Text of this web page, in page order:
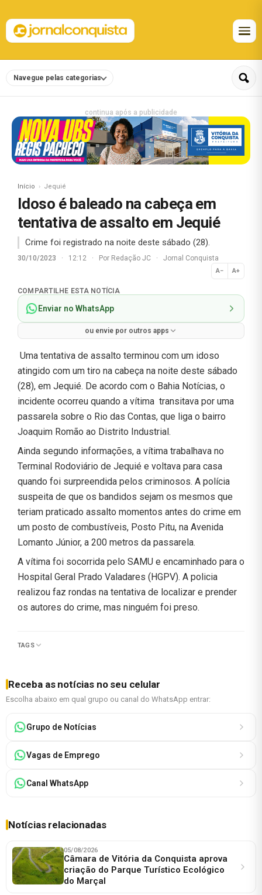
Navegue pelas categorias
continua após a publicidade
Início Jequié
Idoso é baleado na cabeça em
tentativa de assalto em Jequié
Crime foi registrado na noite deste sábado (28).
30/10/2023 · 12:12 · Por Redação JC · Jornal Conquista
A− A+
Normal
COMPARTILHE ESTA NOTÍCIA
Enviar no WhatsApp
ou envie por outros apps
Uma tentativa de assalto terminou com um idoso
atingido com um tiro na cabeça na noite deste sábado
(28), em Jequié. De acordo com o Bahia Notícias, o
incidente ocorreu quando a vítima transitava por uma
passarela sobre o Rio das Contas, que liga o bairro
Joaquim Romão ao Distrito Industrial.
Ainda segundo informações, a vítima trabalhava no
Terminal Rodoviário de Jequié e voltava para casa
quando foi surpreendida pelos criminosos. A polícia
suspeita de que os bandidos sejam os mesmos que
teriam praticado assalto momentos antes do crime em
um posto de combustíveis, Posto Pitu, na Avenida
Lomanto Júnior, a 200 metros da passarela.
A vítima foi socorrida pelo SAMU e encaminhado para o
Hospital Geral Prado Valadares (HGPV). A policia
realizou faz rondas na tentativa de localizar e prender
os autores do crime, mas ninguém foi preso.
TAGS
Receba as notícias no seu celular
Escolha abaixo em qual grupo ou canal do WhatsApp entrar:
Grupo de Notícias
Vagas de Emprego
Canal WhatsApp
Notícias relacionadas
05/08/2026
Câmara de Vitória da Conquista aprova
criação do Parque Turístico Ecológico
do Marçal